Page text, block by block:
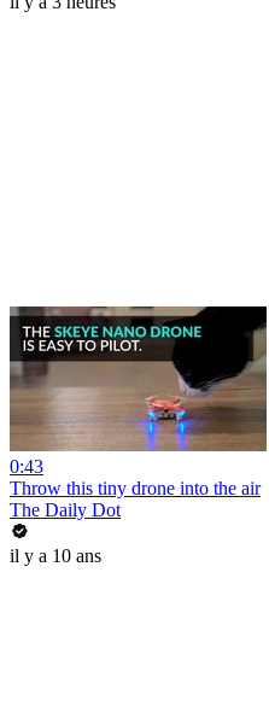
0:43
Throw this tiny drone into the air
The Daily Dot
il y a 10 ans